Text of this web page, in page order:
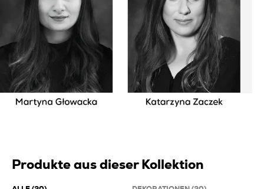
Produkte aus dieser Kollektion